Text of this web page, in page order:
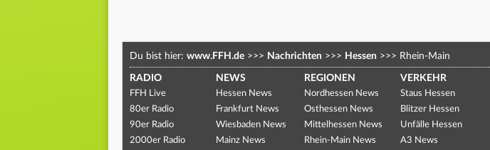
Du bist hier: www.FFH.de >>> Nachrichten >>> Hessen >>> Rhein-Main
RADIO
FFH Live
80er Radio
90er Radio
2000er Radio
NEWS
Hessen News
Frankfurt News
Wiesbaden News
Mainz News
REGIONEN
Nordhessen News
Osthessen News
Mittelhessen News
Rhein-Main News
VERKEHR
Staus Hessen
Blitzer Hessen
Unfälle Hessen
A3 News